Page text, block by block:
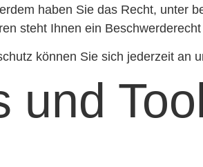
haben Sie das Recht, unter
steht Ihnen ein
können Sie sich jederzeit an
und